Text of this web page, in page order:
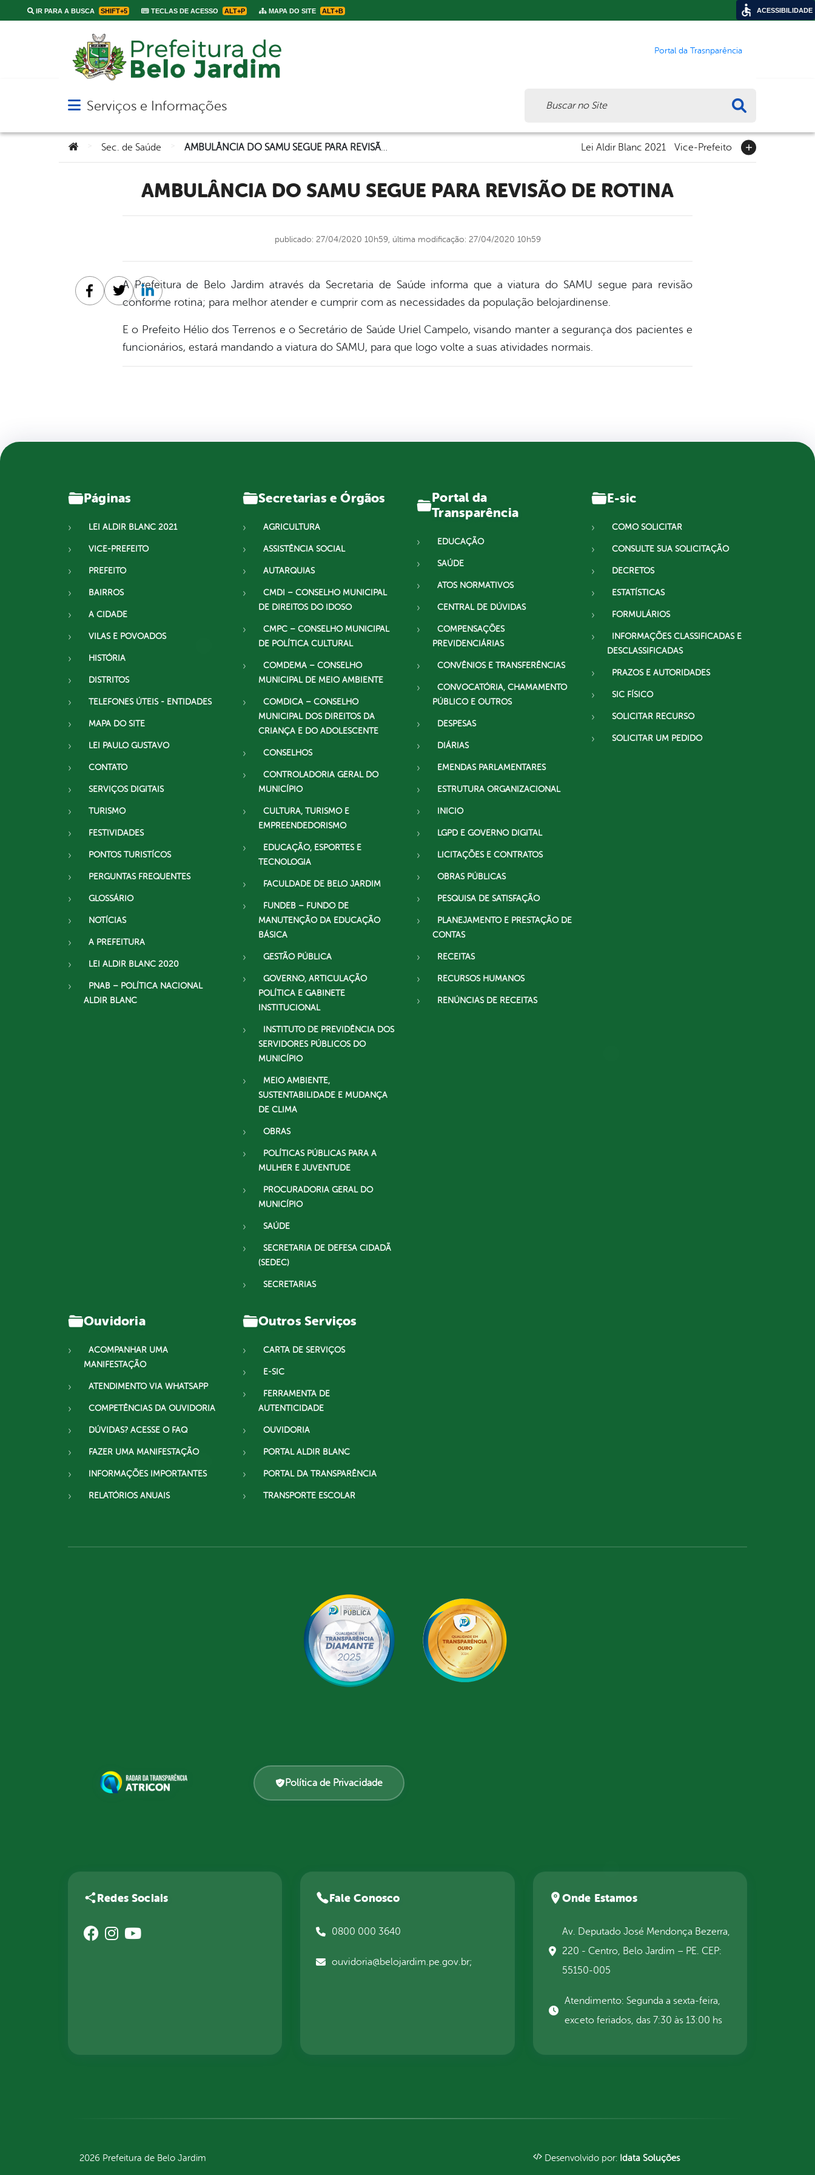
IR PARA A BUSCA SHIFT+5 TECLAS DE ACESSO ALT+P MAPA DO SITE ALT+B
Portal da Trasnparência
Abrir menu principal de navegação
Serviços e Informações
Você está aqui:Sec. de Saúde Lei Aldir Blanc 2021 Vice-Prefeito
AMBULÂNCIA DO SAMU SEGUE PARA REVISÃO DE ROTINA
publicado: 27/04/2020 10h59, última modificação: 27/04/2020 10h59
A Prefeitura de Belo Jardim através da Secretaria de Saúde informa que a viatura do SAMU segue para revisão
conforme rotina; para melhor atender e cumprir com as necessidades da população belojardinense.
E o Prefeito Hélio dos Terrenos e o Secretário de Saúde Uriel Campelo, visando manter a segurança dos pacientes e
funcionários, estará mandando a viatura do SAMU, para que logo volte a suas atividades normais.
Facebook
TwitterLinkedin
Páginas
LEI ALDIR BLANC 2021
VICE-PREFEITO
PREFEITO
BAIRROS
A CIDADE
VILAS E POVOADOS
HISTÓRIA
DISTRITOS
TELEFONES ÚTEIS - ENTIDADES
MAPA DO SITE
LEI PAULO GUSTAVO
CONTATO
SERVIÇOS DIGITAIS
TURISMO
FESTIVIDADES
PONTOS TURISTÍCOS
PERGUNTAS FREQUENTES
GLOSSÁRIO
NOTÍCIAS
A PREFEITURA
LEI ALDIR BLANC 2020
PNAB – POLÍTICA NACIONAL
ALDIR BLANC
Secretarias e Órgãos
AGRICULTURA
ASSISTÊNCIA SOCIAL
AUTARQUIAS
CMDI – CONSELHO MUNICIPAL
DE DIREITOS DO IDOSO
CMPC – CONSELHO MUNICIPAL
DE POLÍTICA CULTURAL
COMDEMA – CONSELHO
MUNICIPAL DE MEIO AMBIENTE
COMDICA – CONSELHO
MUNICIPAL DOS DIREITOS DA
CRIANÇA E DO ADOLESCENTE
CONSELHOS
CONTROLADORIA GERAL DO
MUNICÍPIO
CULTURA, TURISMO E
EMPREENDEDORISMO
EDUCAÇÃO, ESPORTES E
TECNOLOGIA
FACULDADE DE BELO JARDIM
FUNDEB – FUNDO DE
MANUTENÇÃO DA EDUCAÇÃO
BÁSICA
GESTÃO PÚBLICA
GOVERNO, ARTICULAÇÃO
POLÍTICA E GABINETE
INSTITUCIONAL
INSTITUTO DE PREVIDÊNCIA DOS
SERVIDORES PÚBLICOS DO
MUNICÍPIO
MEIO AMBIENTE,
SUSTENTABILIDADE E MUDANÇA
DE CLIMA
OBRAS
POLÍTICAS PÚBLICAS PARA A
MULHER E JUVENTUDE
PROCURADORIA GERAL DO
MUNICÍPIO
SAÚDE
SECRETARIA DE DEFESA CIDADÃ
(SEDEC)
SECRETARIAS
Portal da
Transparência
EDUCAÇÃO
SAÚDE
ATOS NORMATIVOS
CENTRAL DE DÚVIDAS
COMPENSAÇÕES
PREVIDENCIÁRIAS
CONVÊNIOS E TRANSFERÊNCIAS
CONVOCATÓRIA, CHAMAMENTO
PÚBLICO E OUTROS
DESPESAS
DIÁRIAS
EMENDAS PARLAMENTARES
ESTRUTURA ORGANIZACIONAL
INICIO
LGPD E GOVERNO DIGITAL
LICITAÇÕES E CONTRATOS
OBRAS PÚBLICAS
PESQUISA DE SATISFAÇÃO
PLANEJAMENTO E PRESTAÇÃO DE
CONTAS
RECEITAS
RECURSOS HUMANOS
RENÚNCIAS DE RECEITAS
E-sic
COMO SOLICITAR
CONSULTE SUA SOLICITAÇÃO
DECRETOS
ESTATÍSTICAS
FORMULÁRIOS
INFORMAÇÕES CLASSIFICADAS E
DESCLASSIFICADAS
PRAZOS E AUTORIDADES
SIC FÍSICO
SOLICITAR RECURSO
SOLICITAR UM PEDIDO
Ouvidoria
ACOMPANHAR UMA
MANIFESTAÇÃO
ATENDIMENTO VIA WHATSAPP
COMPETÊNCIAS DA OUVIDORIA
DÚVIDAS? ACESSE O FAQ
FAZER UMA MANIFESTAÇÃO
INFORMAÇÕES IMPORTANTES
RELATÓRIOS ANUAIS
Outros Serviços
CARTA DE SERVIÇOS
E-SIC
FERRAMENTA DE
AUTENTICIDADE
OUVIDORIA
PORTAL ALDIR BLANC
PORTAL DA TRANSPARÊNCIA
TRANSPORTE ESCOLAR
Política de Privacidade
Redes Sociais Fale Conosco
0800 000 3640
ouvidoria@belojardim.pe.gov.br;
Onde Estamos
Av. Deputado José Mendonça Bezerra,
220 - Centro, Belo Jardim – PE. CEP:
55150-005
Atendimento: Segunda a sexta-feira,
exceto feriados, das 7:30 às 13:00 hs
2026 Prefeitura de Belo Jardim Desenvolvido por: Idata Soluções
ACESSIBILIDADE